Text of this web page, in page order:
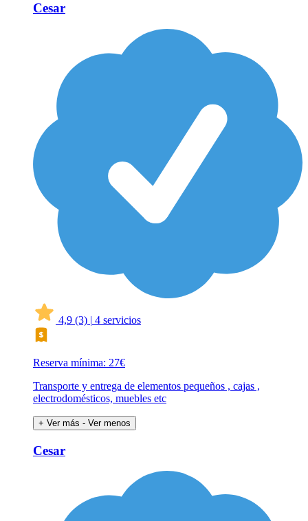
Cesar
4,9 (3) | 4 servicios
Reserva mínima: 27€
Transporte y entrega de elementos pequeños , cajas ,
electrodomésticos, muebles etc
+ Ver más - Ver menos
Cesar